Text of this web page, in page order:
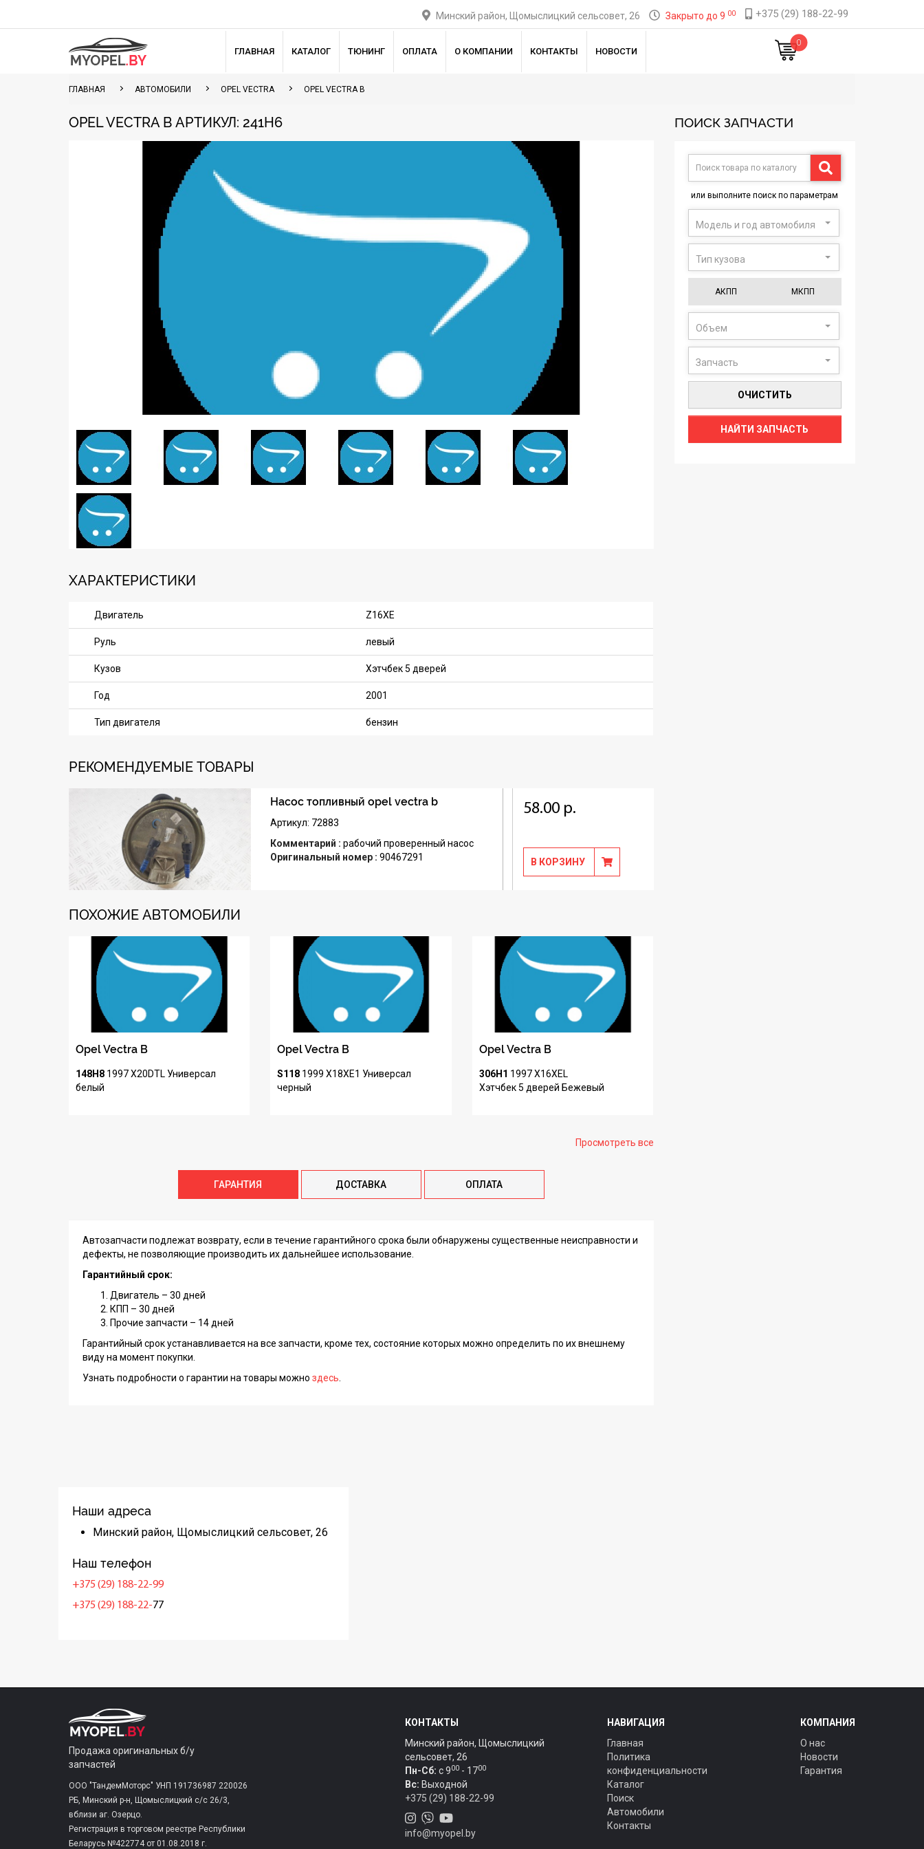
Минский район, Щомыслицкий сельсовет, 26 Закрыто до 9 00 +375 (29) 188-22-99
ГЛАВНАЯ КАТАЛОГ ТЮНИНГ ОПЛАТА О КОМПАНИИ КОНТАКТЫ НОВОСТИ
0
ГЛАВНАЯ АВТОМОБИЛИ OPEL VECTRA OPEL VECTRA B
OPEL VECTRA B АРТИКУЛ: 241H6
ХАРАКТЕРИСТИКИ
Двигатель Z16XE
Руль левый
Кузов Хэтчбек 5 дверей
Год 2001
Тип двигателя бензин
РЕКОМЕНДУЕМЫЕ ТОВАРЫ
Насос топливный opel vectra b
Артикул: 72883
Комментарий : рабочий проверенный насос
Оригинальный номер : 90467291
58.00 р.
В КОРЗИНУ
ПОХОЖИЕ АВТОМОБИЛИ
Opel Vectra B
148H8 1997X20DTL Универсал
белый
Opel Vectra B
S118 1999 X18XE1 Универсал
черный
Opel Vectra B
306H1 1997X16XEL
Хэтчбек 5 дверей Бежевый
Просмотреть все
ГАРАНТИЯ ДОСТАВКА ОПЛАТА
Автозапчасти подлежат возврату, если в течение гарантийного срока были обнаружены существенные неисправности и
дефекты, не позволяющие производить их дальнейшее использование.
Гарантийный срок:
Двигатель – 30 дней
КПП – 30 дней
Прочие запчасти – 14 дней
Гарантийный срок устанавливается на все запчасти, кроме тех, состояние которых можно определить по их внешнему
виду на момент покупки.
Узнать подробности о гарантии на товары можно здесь
ПОИСК ЗАПЧАСТИ
или выполните поиск по параметрам
Модель и год автомобиля
Тип кузова
АКПП МКПП
Объем
Запчасть
ОЧИСТИТЬ
НАЙТИ ЗАПЧАСТЬ
Наши адреса
Минский район, Щомыслицкий сельсовет, 26
Наш телефон
+375 (29) 188-22-99
+375 (29) 188-22-77
Продажа оригинальных б/у
запчастей
ООО "ТандемМоторс" УНП 191736987 220026
РБ, Минский р-н, Щомыслицкий с/c 26/3,
вблизи аг. Озерцо.
Регистрация в торговом реестре Республики
Беларусь №422774 от 01.08.2018 г.
КОНТАКТЫ
Минский район, Щомыслицкий
сельсовет, 26
Пн-Сб: c 900 - 1700
Вс: Выходной
+375 (29) 188-22-99
info@myopel.by
НАВИГАЦИЯ
Главная
Политика
конфиденциальности
Каталог
Поиск
Автомобили
Контакты
КОМПАНИЯ
О нас
Новости
Гарантия